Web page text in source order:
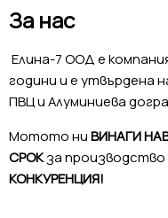
За нас
Елина-7 ООД е
години и е утвърдена
ПВЦ и Алуминиева
Мотото ниВИНАГИ
СРОКза производство
КОНКУРЕНЦИЯ!